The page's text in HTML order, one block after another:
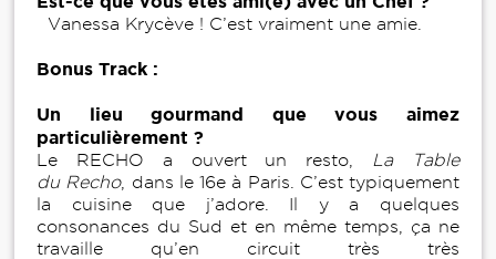
Vanessa Krycève ! C’est vraiment une amie.
Bonus Track :
Un lieu gourmand que vous aimez
particulièrement ?
Le RECHO a ouvert un resto,
La Table
du Recho, dans le 16e à Paris. C’est typiquement
la cuisine que j’adore. Il y a quelques
consonances du Sud et en même temps, ça ne
travaille qu’en circuit très très